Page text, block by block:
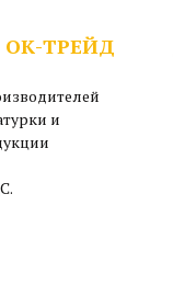
ОК-ТРЕЙД
и